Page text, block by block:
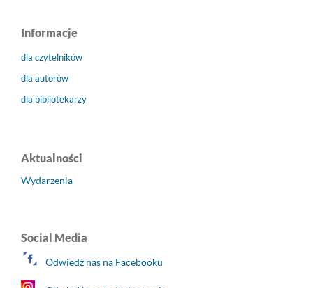
Informacje
dla czytelników
dla autorów
dla bibliotekarzy
Aktualności
Wydarzenia
Social Media
Odwiedż nas na Facebooku